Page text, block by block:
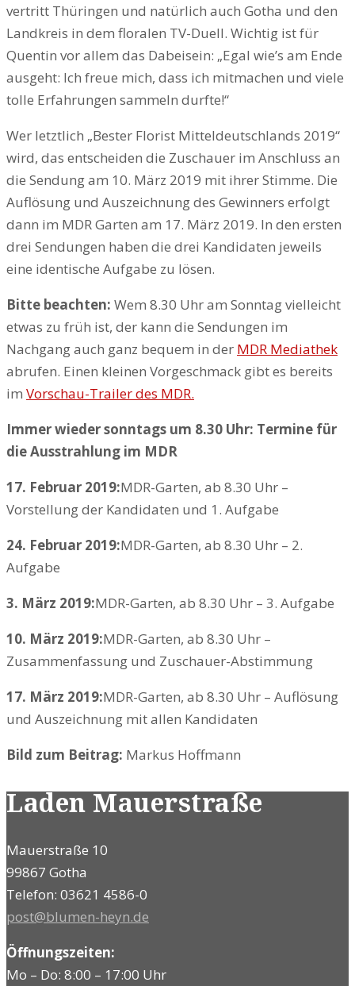
vertritt Thüringen und natürlich auch Gotha und den
Landkreis in dem floralen TV-Duell. Wichtig ist für
Quentin vor allem das Dabeisein: „Egal wie’s am Ende
ausgeht: Ich freue mich, dass ich mitmachen und viele
tolle Erfahrungen sammeln durfte!“
Wer letztlich „Bester Florist Mitteldeutschlands 2019“
wird, das entscheiden die Zuschauer im Anschluss an
die Sendung am 10. März 2019 mit ihrer Stimme. Die
Auflösung und Auszeichnung des Gewinners erfolgt
dann im MDR Garten am 17. März 2019. In den ersten
drei Sendungen haben die drei Kandidaten jeweils
eine identische Aufgabe zu lösen.
Bitte beachten: Wem 8.30 Uhr am Sonntag vielleicht
etwas zu früh ist, der kann die Sendungen im
Nachgang auch ganz bequem in der MDR Mediathek
abrufen. Einen kleinen Vorgeschmack gibt es bereits
im Vorschau-Trailer des MDR.
Immer wieder sonntags um 8.30 Uhr: Termine für
die Ausstrahlung im MDR
17. Februar 2019:MDR-Garten, ab 8.30 Uhr –
Vorstellung der Kandidaten und 1. Aufgabe
24. Februar 2019:MDR-Garten, ab 8.30 Uhr – 2.
Aufgabe
3. März 2019:MDR-Garten, ab 8.30 Uhr – 3. Aufgabe
10. März 2019:MDR-Garten, ab 8.30 Uhr –
Zusammenfassung und Zuschauer-Abstimmung
17. März 2019:MDR-Garten, ab 8.30 Uhr – Auflösung
und Auszeichnung mit allen Kandidaten
Bild zum Beitrag: Markus Hoffmann
Laden Mauerstraße
Mauerstraße 10
99867 Gotha
Telefon: 03621 4586-0
post@blumen-heyn.de
Öffnungszeiten:
Mo – Do: 8:00 – 17:00 Uhr